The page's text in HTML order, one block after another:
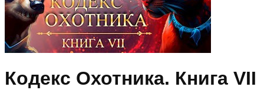
Кодекс Охотника. Книга VII